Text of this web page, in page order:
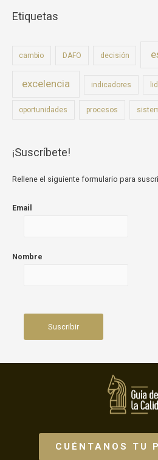
Etiquetas
cambio DAFO decisión
excelencia indicadores
oportunidades procesos
¡Suscríbete!
Rellene el siguiente formulario para
Email
Nombre
CUÉNTANOS TU